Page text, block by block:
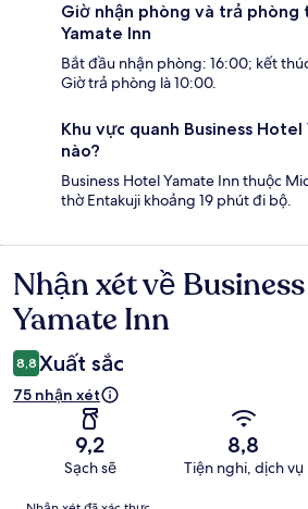
Giờ nhận phòng và trả phòng
Yamate Inn
Bắt đầu nhận phòng: 16:00; kết
Giờ trả phòng là 10:00.
Khu vực quanh Business
nào?
Business Hotel Yamate Inn thuộc
thờ Entakuji khoảng 19 phút đi bộ.
Nhận
xét
Nhận xét về
Yamate Inn
8,8 Xuất sắc
75 nhận xét
9,2
Sạch sẽ
8,8
Tiện nghi, dịch vụ
Nhận